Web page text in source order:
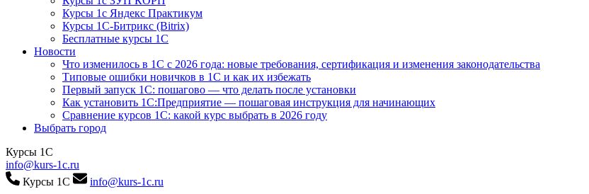
Курсы 1с Яндекс Практикум
Курсы 1С-Битрикс (Bitrix)
Бесплатные курсы 1С
Новости
Что изменилось в 1С с 2026 года: новые требования, сертификация и изменения законодательства
Типовые ошибки новичков в 1С и как их избежать
Первый запуск 1С: пошагово — что делать после установки
Как установить 1С:Предприятие — пошаговая инструкция для начинающих
Сравнение курсов 1С: какой курс выбрать в 2026 году
Выбрать город
Курсы 1С
info@kurs-1c.ru
Курсы 1С
info@kurs-1c.ru